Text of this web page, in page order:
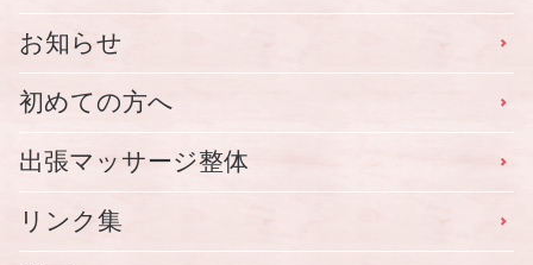
お知らせ
初めての方へ
出張マッサージ整体
リンク集